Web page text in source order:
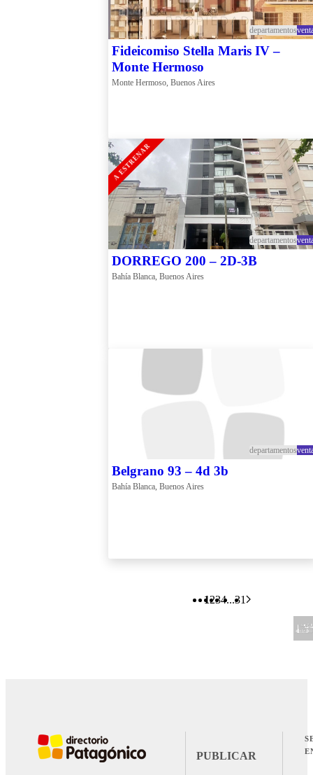
departamentos
Fideicomiso Stella Maris IV –
Monte Hermoso
Monte Hermoso, Buenos Aires
A ESTRENAR
departamentos
DORREGO 200 – 2D-3B
Bahía Blanca, Buenos Aires
departamentos
Belgrano 93 – 4d 3b
Bahía Blanca, Buenos Aires
1234...31
PUBLICAR